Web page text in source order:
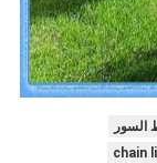
السور
chain